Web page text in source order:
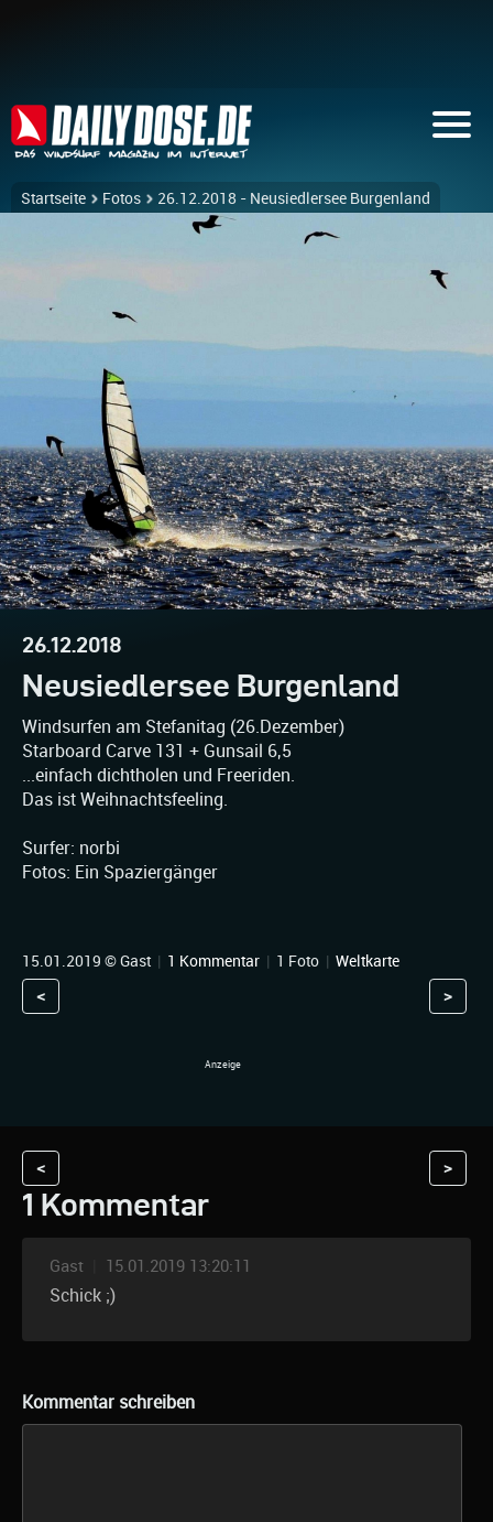
Startseite Fotos 26.12.2018 - Neusiedlersee Burgenland
26.12.2018
Neusiedlersee Burgenland
Windsurfen am Stefanitag (26.Dezember)
Starboard Carve 131 + Gunsail 6,5
...einfach dichtholen und Freeriden.
Das ist Weihnachtsfeeling.
Surfer: norbi
Fotos: Ein Spaziergänger
15.01.2019 © Gast | 1 Kommentar | 1 Foto | Weltkarte
< >
< >
1 Kommentar
Gast 15.01.2019 13:20:11
Schick ;)
Kommentar schreiben